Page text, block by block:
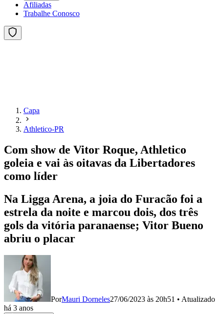
Afiliadas
Trabalhe Conosco
Capa
Athletico-PR
Com show de Vitor Roque, Athletico
goleia e vai às oitavas da Libertadores
como líder
Na Ligga Arena, a joia do Furacão foi a
estrela da noite e marcou dois, dos três
gols da vitória paranaense; Vitor Bueno
abriu o placar
PorMauri Dorneles27/06/2023 às 20h51 • Atualizado
há 3 anos